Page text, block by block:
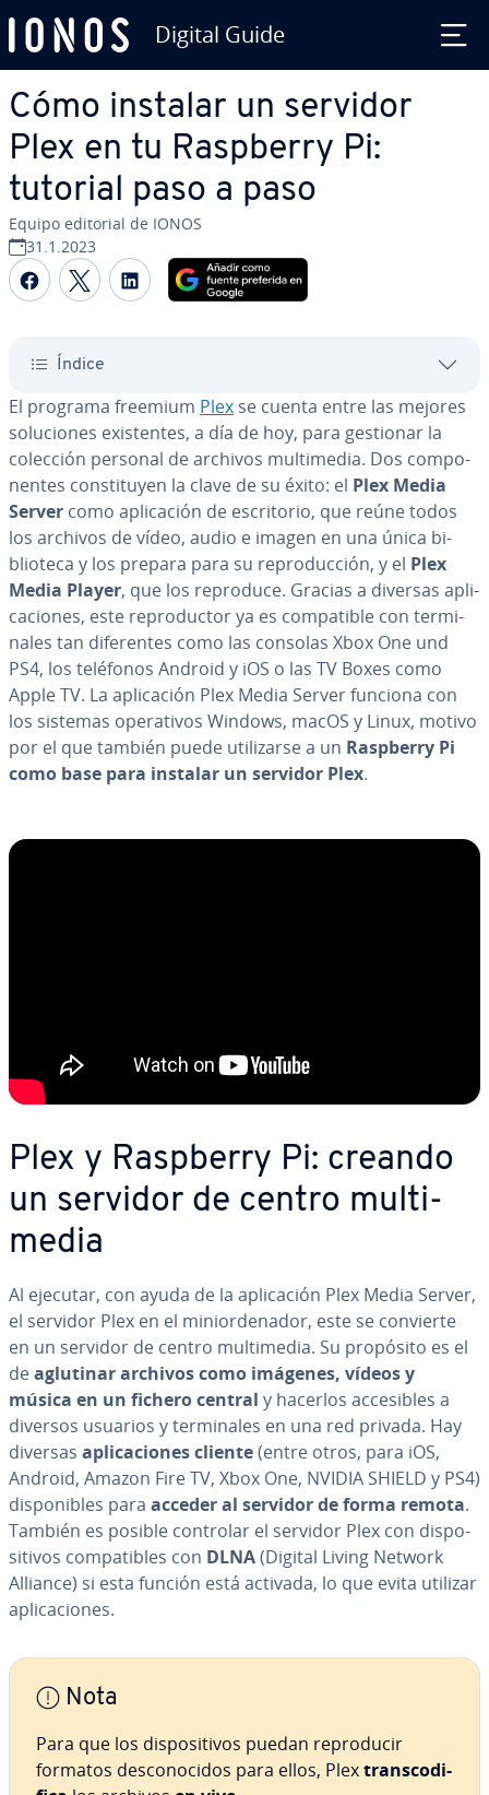
Digital Guide
Cómo instalar un servidor
Plex en tu Raspberry Pi:
tutorial paso a paso
Equipo editorial de IONOS
31.1.2023
Compartir Facebook
Compartir Twitter
Compartir LinkedIn
Índice
El programa freemium Plex se cuenta entre las mejores
so­lu­cio­nes exi­s­te­n­tes, a día de hoy, para gestionar la
colección personal de archivos mu­l­ti­me­dia. Dos co­m­po­
ne­n­tes co­n­s­ti­tu­yen la clave de su éxito: el Plex Media
Server como apli­ca­ción de es­cri­to­rio, que reúne todos
los archivos de vídeo, audio e imagen en una única bi­
blio­te­ca y los prepara para su re­pro­du­c­ción, y el Plex
Media Player, que los reproduce. Gracias a diversas apli­
ca­cio­nes, este re­pro­du­c­tor ya es co­m­pa­ti­ble con te­r­mi­
na­les tan di­fe­re­n­tes como las consolas Xbox One und
PS4, los teléfonos Android y iOS o las TV Boxes como
Apple TV. La apli­ca­ción Plex Media Server funciona con
los sistemas ope­ra­ti­vos Windows, macOS y Linux, motivo
por el que también puede uti­li­zar­se a un Raspberry Pi
como base para instalar un servidor Plex.
Plex y Raspberry Pi: creando
un servidor de centro mu­l­ti­
me­dia
Al ejecutar, con ayuda de la apli­ca­ción Plex Media Server,
el servidor Plex en el mi­nio­r­de­na­dor, este se convierte
en un servidor de centro mu­l­ti­me­dia. Su propósito es el
deaglutinar archivos como imágenes, vídeos y
música en un fichero central y hacerlos ac­ce­si­bles a
diversos usuarios y te­r­mi­na­les en una red privada. Hay
diversas apli­ca­cio­nes cliente(entre otros, para iOS,
Android, Amazon Fire TV, Xbox One, NVIDIA SHIELD y PS4)
di­s­po­ni­bles para acceder al servidor de forma remota.
También es posible controlar el servidor Plex con di­s­po­
si­ti­vos co­m­pa­ti­bles con DLNA(Digital Living Network
Alliance) si esta función está activada, lo que evita utilizar
apli­ca­cio­nes.
Nota
Para que los di­s­po­si­ti­vos puedan re­pro­du­cir
formatos de­s­co­no­ci­dos para ellos, Plextra­n­s­co­di­